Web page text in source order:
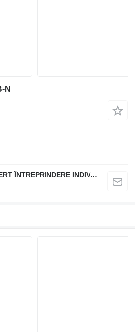
N
SZENTMIKLOSI ADALBERT ÎNTREPRINDERE INDIVIDUALĂ